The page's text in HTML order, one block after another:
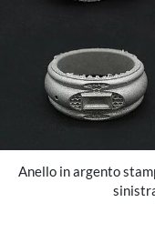
Anello in argento